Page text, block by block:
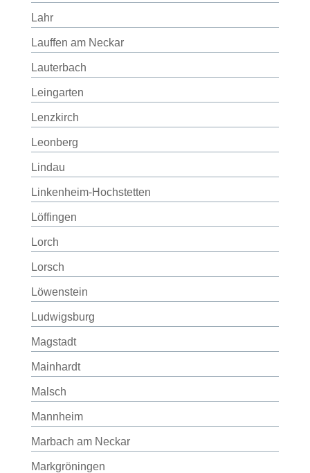
Lahr
Lauffen am Neckar
Lauterbach
Leingarten
Lenzkirch
Leonberg
Lindau
Linkenheim-Hochstetten
Löffingen
Lorch
Lorsch
Löwenstein
Ludwigsburg
Magstadt
Mainhardt
Malsch
Mannheim
Marbach am Neckar
Markgröningen